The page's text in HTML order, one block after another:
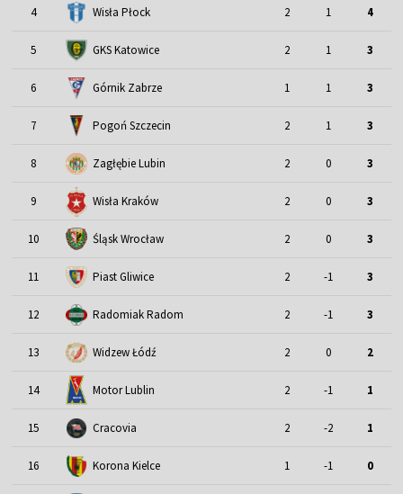
4 Wisła Płock 2 1 4
5 GKS Katowice 2 1 3
6 Górnik Zabrze 1 1 3
7 Pogoń Szczecin 2 1 3
8 Zagłębie Lubin 2 0 3
9 Wisła Kraków 2 0 3
10 Śląsk Wrocław 2 0 3
11 Piast Gliwice 2 -1 3
12 Radomiak Radom 2 -1 3
13 Widzew Łódź 2 0 2
14 Motor Lublin 2 -1 1
15 Cracovia 2 -2 1
16 Korona Kielce 1 -1 0